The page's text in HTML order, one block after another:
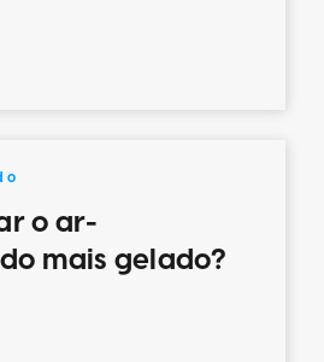
o ar-
mais gelado?